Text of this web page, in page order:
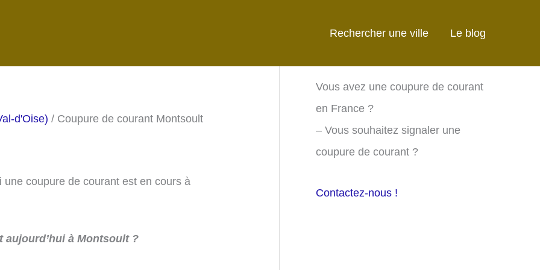
Rechercher une ville Le blog
d'Oise) / Coupure de courant Montsoult
une coupure de courant est en cours à
aujourd’hui à Montsoult ?
Vous avez une coupure de courant
en France ?
– Vous souhaitez signaler une
coupure de courant ?
Contactez-nous !